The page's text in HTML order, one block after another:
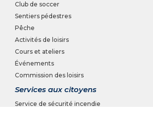
Club de soccer
Sentiers pédestres
Pêche
Activités de loisirs
Cours et ateliers
Événements
Commission des loisirs
Services aux citoyens
Service de sécurité incendie